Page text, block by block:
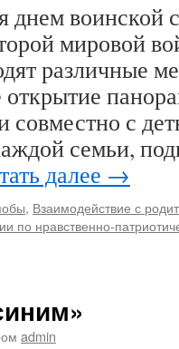
днем
мировой
различные
открытие
совместно с
семьи,
далее →
, Взаимодействие с
по нравственно-
admin